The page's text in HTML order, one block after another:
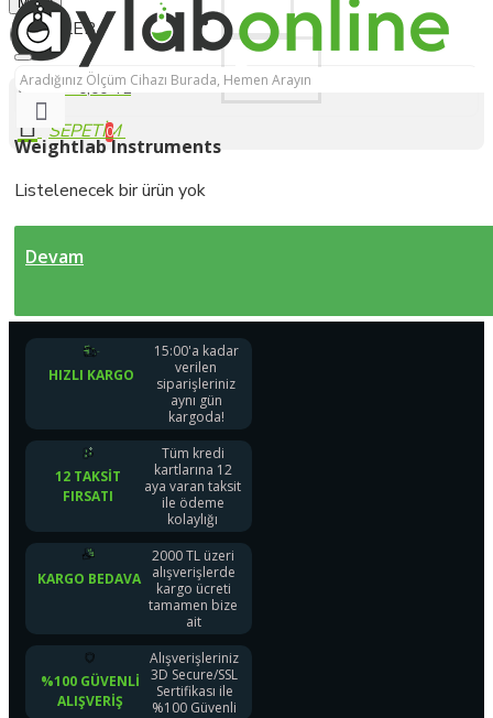
Üye Ol
Bize Yazın
0 ürün - 0,00 TL
0
Weightlab Instruments
Listelenecek bir ürün yok
Devam
HIZLI KARGO
15:00'a kadar
verilen
siparişleriniz
aynı gün
kargoda!
12 TAKSIT
FIRSATI
Tüm kredi
kartlarına 12
aya varan taksit
ile ödeme
kolaylığı
KARGO BEDAVA
2000 TL üzeri
alışverişlerde
kargo ücreti
tamamen bize
ait
%100 GÜVENLI
ALIŞVERIŞ
Alışverişleriniz
3D Secure/SSL
Sertifikası ile
%100 Güvenli